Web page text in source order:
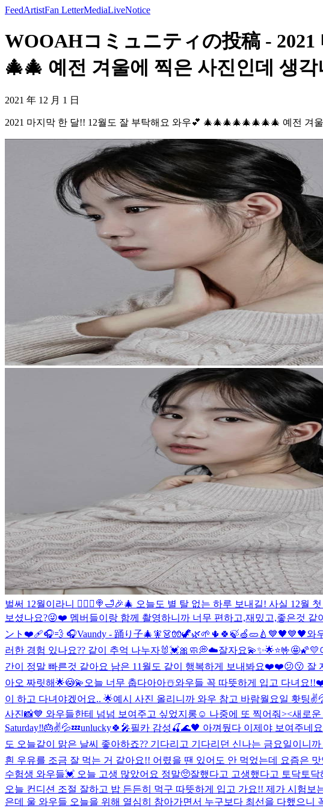
FeedArtistFan LetterMediaLiveNotice
WOOAHコミュニティの投稿 -
🎄🎄 예전 겨울에 찍은 사진인데 생
2021 年 12 月 1 日
2021 마지막 한 달!! 12월도 잘 부탁해요 와우💕 🎄🎄🎄🎄🎄🎄🎄🎄 예전 겨
벌써 12월이라니 🧚🏻‍♀️🍭🛁🎉🎄 오늘도 별 탈 없는 하루 보내길! 사실 12
보셨나요?😜❤️ 멤버들이랑 함께 촬영하니까 너무 편하고,재밌고,좋은것
ント❤️‍🩹🎧💨 🎧Vaundy - 踊り子🎄🧚👗🧤🦖🌿🌱🌵🍀🍃🍏🥒🍐 💙🖤💙🖤와
러한 경험 있나요?? 같이 추억 나누자🐰💓🎀 🧼💭☁️잘자요💫✨🌟⭐️🤟🤩🌠💛
간이 정말 빠른것 같아요 남은 11월도 같이 행복하게 보내봐요❤️❤️😕😗 잘
아오 짜릿해🌟😳💫 오늘 너무 춥다아아☃️와우들 꼭 따뜻하게 입고 다녀요
이 하고 다녀야겠어요.. 🌟예시 사진 올리니까 와우 참고 바람월요일 홧팅
사진📸💙 와우들한테 넘넘 보여주고 싶었지롱☺️ 나중에 또 찍어줘><새로운
Saturday‼️🎂✌️💦💤unlucky🍀🎤필카 감성🍒🌊🖤 아껴뒀다 이제야 보여주네
도 오늘같이 맑은 날씨 좋아하죠?? 기다리고 기다리던 신나는 금요일이니
흰 우유를 조금 잘 먹는 거 같아요!! 어렸을 땐 있어도 안 먹었는데 요즘은
수험생 와우들💓 오늘 고생 많았어요 정말🥺잘했다고 고생했다고 토닥토
오늘 컨디션 조절 잘하고 밥 든든히 먹구 따뜻하게 입고 가요!! 제가 시험
은데 울 와우들 오늘을 위해 열심히 참아가면서 누구보다 최선을 다했으니